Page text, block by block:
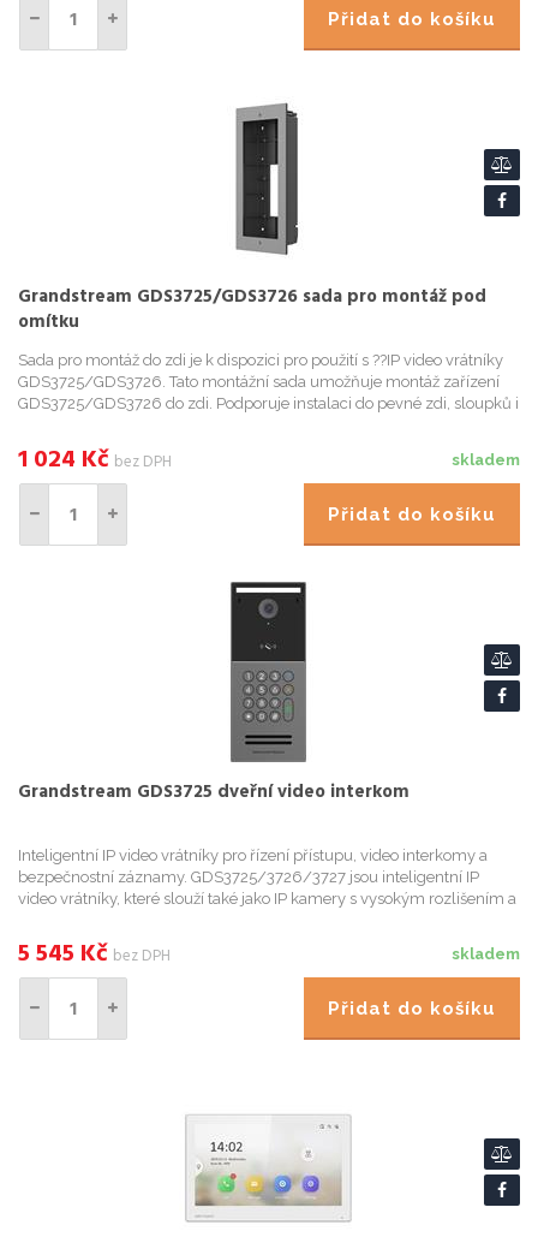
Přidat do košíku
Grandstream GDS3725/GDS3726 sada pro montáž pod
omítku
Sada pro montáž do zdi je k dispozici pro použití s ??IP video vrátníky
GDS3725/GDS3726. Tato montážní sada umožňuje montáž zařízení
GDS3725/GDS3726 do zdi. Podporuje instalaci do pevné zdi, sloupků i
skladem
1 024 Kč bez DPH
Přidat do košíku
Grandstream GDS3725 dveřní video interkom
Inteligentní IP video vrátníky pro řízení přístupu, video interkomy a
bezpečnostní záznamy. GDS3725/3726/3727 jsou inteligentní IP
video vrátníky, které slouží také jako IP kamery s vysokým rozlišením a
skladem
5 545 Kč bez DPH
Přidat do košíku